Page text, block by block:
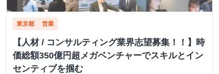
東京都 営業
【人材 / コンサルティング業界志望募集！！】時
価総額350億円超メガベンチャーでスキルとイン
センティブを掴む